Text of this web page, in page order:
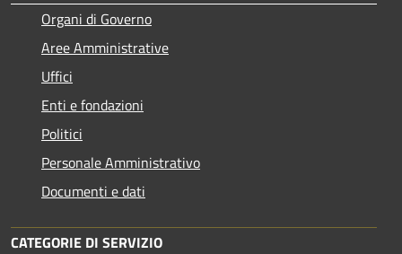
Organi di Governo
Aree Amministrative
Uffici
Enti e fondazioni
Politici
Personale Amministrativo
Documenti e dati
CATEGORIE DI SERVIZIO